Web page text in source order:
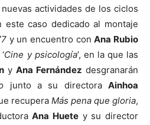
actividades de los ciclos
este caso dedicado al montaje
y un encuentro conAna Rubio
Cine y psicología’, en la que las
y Ana Fernández desgranarán
junto a su directora Ainhoa
recupera Más pena que gloria,
Ana Huetey su director